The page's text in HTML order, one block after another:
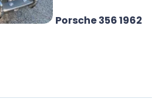
Porsche 356 1962